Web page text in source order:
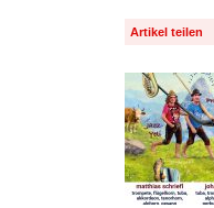
Artikel teilen